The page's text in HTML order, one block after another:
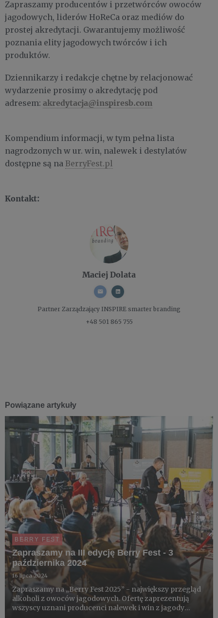
Zapraszamy producentów i przetwórców owoców
jagodowych, liderów HoReCa oraz mediów do
prostej akredytacji. Gwarantujemy możliwość
poznania elity jagodowych twórców i ich
produktów.
Dziennikarzy i redakcje chętne by relacjonować
wydarzenie prosimy o akredytację pod
adresem: akredytacja@inspiresb.com
Kompendium informacji, w tym pełna lista
nagrodzonych w ur. win, nalewek i destylatów
dostępne są na BerryFest.pl
Kontakt:
Maciej Dolata
Partner Zarządzający INSPIRE smarter branding
+48 501 865 755
Powiązane artykuły
BERRY FEST
Zapraszamy na III edycję Berry Fest - 3
października 2024
16 lipca 2024
Zapraszamy na „Berry Fest 2025” - największy przegląd
alkoholi z owoców jagodowych. Ofertę zaprezentują
wszyscy uznani producenci nalewek i win z jagody